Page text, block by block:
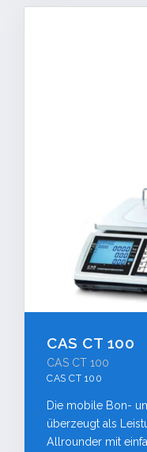
CAS CT 100
CAS CT 100
CAS CT 100
Die mobile Bon-
überzeugt als
Allrounder mit